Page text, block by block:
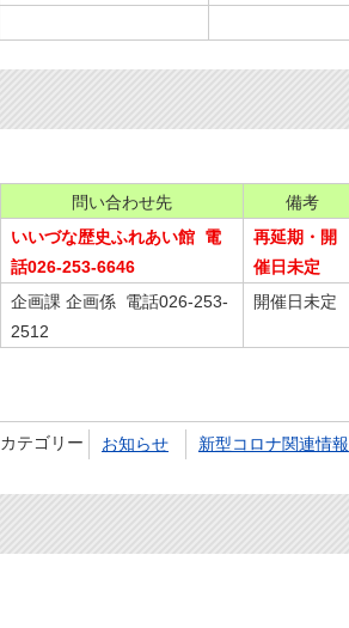
問い合わせ先
備考
いいづな歴史ふれあい館 電
話026-253-6646
再延期・開
催日未定
企画課 企画係 電話026-253-
2512
開催日未定
カテゴリー お知らせ 新型コロナ関連情報